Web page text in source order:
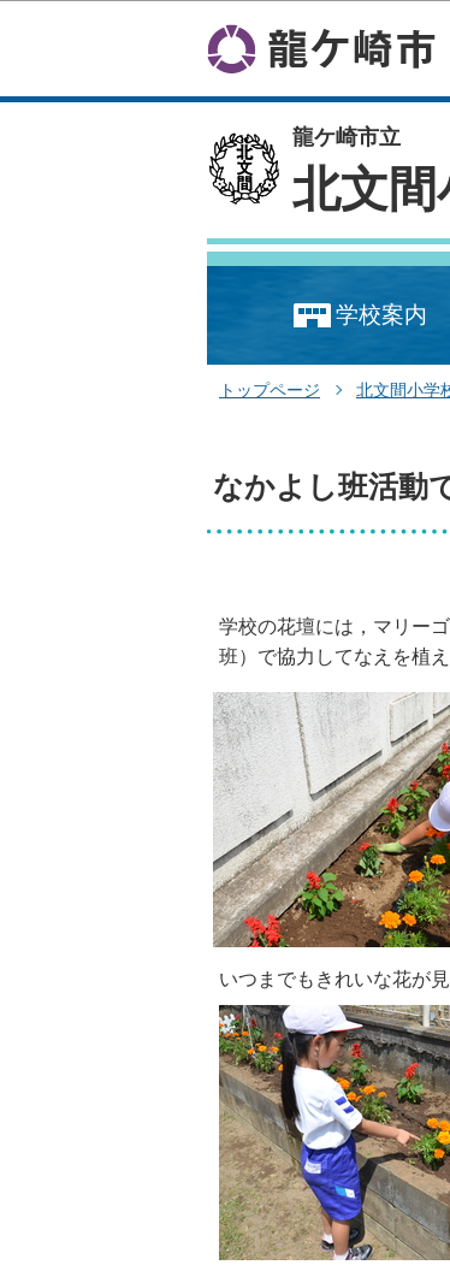
龍ケ崎市立
北文間
学校案内
トップページ 北文間小学
なかよし班活動
学校の花壇には，マリー
班）で協力してなえを植え
いつまでもきれいな花が